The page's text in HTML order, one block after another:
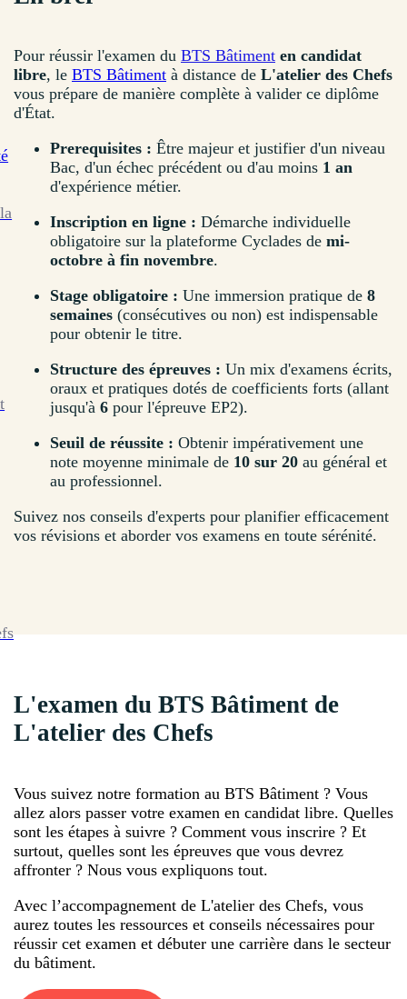
Pour réussir l'examen du BTS Bâtiment en candidat
libre, le BTS Bâtiment à distance de L'atelier des Chefs
vous prépare de manière complète à valider ce diplôme
d'État.
Prerequisites : Être majeur et justifier d'un niveau
Bac, d'un échec précédent ou d'au moins 1 an
d'expérience métier.
Inscription en ligne : Démarche individuelle
obligatoire sur la plateforme Cyclades de mi-
octobre à fin novembre.
Stage obligatoire : Une immersion pratique de 8
semaines (consécutives ou non) est indispensable
pour obtenir le titre.
Structure des épreuves : Un mix d'examens écrits,
oraux et pratiques dotés de coefficients forts (allant
jusqu'à 6 pour l'épreuve EP2).
Seuil de réussite : Obtenir impérativement une
note moyenne minimale de 10 sur 20 au général et
au professionnel.
Suivez nos conseils d'experts pour planifier efficacement
vos révisions et aborder vos examens en toute sérénité.
L'examen du BTS Bâtiment de
L'atelier des Chefs
Vous suivez notre formation au BTS Bâtiment ? Vous
allez alors passer votre examen en candidat libre. Quelles
sont les étapes à suivre ? Comment vous inscrire ? Et
surtout, quelles sont les épreuves que vous devrez
affronter ? Nous vous expliquons tout.
Avec l’accompagnement de L'atelier des Chefs, vous
aurez toutes les ressources et conseils nécessaires pour
réussir cet examen et débuter une carrière dans le secteur
du bâtiment.